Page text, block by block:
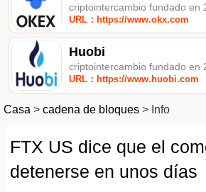
criptointercambio fundado en
URL：https://www.okx.com
Huobi
criptointercambio fundado en
URL：https://www.huobi.com
Casa > cadena de bloques > Info
FTX US dice que el
detenerse en unos días